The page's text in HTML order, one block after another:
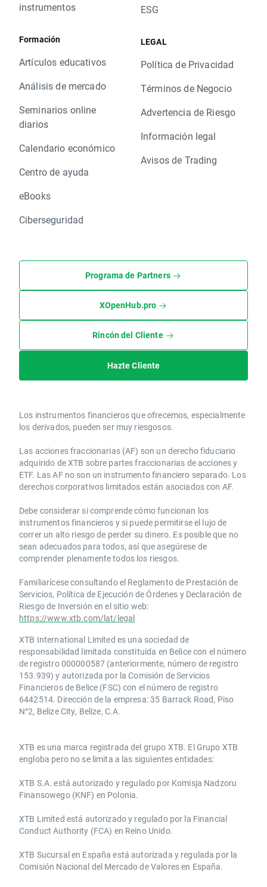
instrumentos
Formación
Artículos educativos
Análisis de mercado
Seminarios online
diarios
Calendario económico
Centro de ayuda
eBooks
Ciberseguridad
ESG
LEGAL
Política de Privacidad
Términos de Negocio
Advertencia de Riesgo
Información legal
Avisos de Trading
Programa de Partners
XOpenHub.pro
Rincón del Cliente
Hazte Cliente
Los instrumentos financieros que ofrecemos, especialmente
los derivados, pueden ser muy riesgosos.
Las acciones fraccionarias (AF) son un derecho fiduciario
adquirido de XTB sobre partes fraccionarias de acciones y
ETF. Las AF no son un instrumento financiero separado. Los
derechos corporativos limitados están asociados con AF.
Debe considerar si comprende cómo funcionan los
instrumentos financieros y si puede permitirse el lujo de
correr un alto riesgo de perder su dinero. Es posible que no
sean adecuados para todos, así que asegúrese de
comprender plenamente todos los riesgos.
Familiarícese consultando el Reglamento de Prestación de
Servicios, Política de Ejecución de Órdenes y Declaración de
Riesgo de Inversión en el sitio web:
https://www.xtb.com/lat/legal
XTB International Limited es una sociedad de
responsabilidad limitada constituida en Belice con el número
de registro 000000587 (anteriormente, número de registro
153.939) y autorizada por la Comisión de Servicios
Financieros de Belice (FSC) con el número de registro
6442514. Dirección de la empresa: 35 Barrack Road, Piso
N°2, Belize City, Belize, C.A.
​​XTB es una marca registrada del grupo XTB. El Grupo XTB
engloba pero no se limita a las siguientes entidades:
XTB S.A.​ está autorizado y regulado por Komisja Nadzoru
Finansowego (KNF) ​en Polonia.
XTB Limited ​está autorizado y regulado por la ​Financial
Conduct Authority ​(FCA) en ​​Reino Unido.
XTB Sucursal en España está autorizada y regulada por la
Comisión Nacional del Mercado de Valores en España.